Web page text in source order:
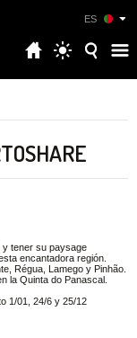
ES
y tener su paysage
encantadora región.
Régua, Lamego y Pinhão.
la Quinta do Panascal.
1/01, 24/6 y 25/12